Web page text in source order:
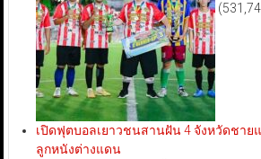
เปิดฟุตบอลเยาวชนสานฝัน 4 จังหวัดชาย
ลูกหนังต่างแดน